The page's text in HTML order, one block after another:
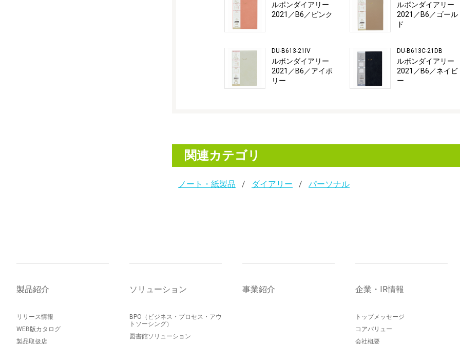
ルボンダイアリー
2021／B6／ピンク
DU-B613-21IV
ルボンダイアリー
2021／B6／アイボ
リー
ルボンダイアリー
2021／B6／ゴール
ド
DU-B613C-21DB
ルボンダイアリー
2021／B6／ネイビ
ー
関連カテゴリ
ノート・紙製品 ダイアリー パーソナル
製品紹介
リリース情報
WEB版カタログ
製品取扱店
ソリューション
BPO（ビジネス・プロセス・アウ
トソーシング）
図書館ソリューション
事業紹介 企業・IR情報
トップメッセージ
コアバリュー
会社概要